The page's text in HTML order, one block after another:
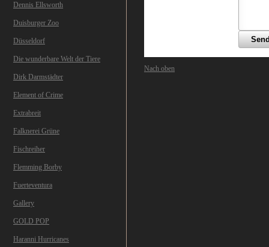
Dennis Ellsworth
Duisburger Zoo
Düsseldorf
Die wunderbare Welt der Tiere
Dirk Darmstädter
Element of Crime
Extrabreit
Falknerei Grüne
Fischreiher
Flemming Borby
Fuerteventura
Gallery
GOLD POP
Haranni Hurricanes
Nach oben